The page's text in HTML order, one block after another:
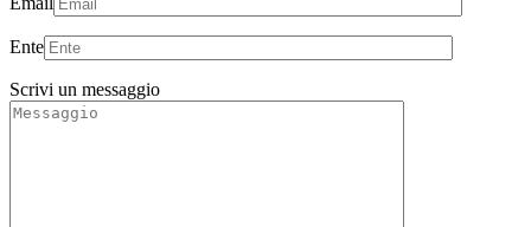
Ente
Scrivi un messaggio